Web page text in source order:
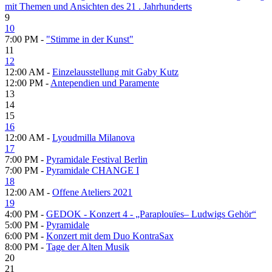
mit Themen und Ansichten des 21 . Jahrhunderts
9
10
7:00 PM - "Stimme in der Kunst"
11
12
12:00 AM - Einzelausstellung mit Gaby Kutz
12:00 PM - Antependien und Paramente
13
14
15
16
12:00 AM - Lyoudmilla Milanova
17
7:00 PM - Pyramidale Festival Berlin
7:00 PM - Pyramidale CHANGE I
18
12:00 AM - Offene Ateliers 2021
19
4:00 PM - GEDOK - Konzert 4 - „Paraplouïes– Ludwigs Gehör“
5:00 PM - Pyramidale
6:00 PM - Konzert mit dem Duo KontraSax
8:00 PM - Tage der Alten Musik
20
21